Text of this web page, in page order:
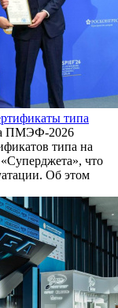
типа
ПМЭФ-2026
типа на
что
Об этом